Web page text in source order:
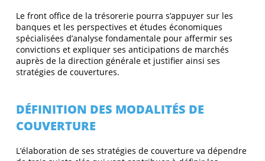
Le front office de la trésorerie pourra s’appuyer sur les
banques et les perspectives et études économiques
spécialisées d’analyse fondamentale pour affermir ses
convictions et expliquer ses anticipations de marchés
auprès de la direction générale et justifier ainsi ses
stratégies de couvertures.
DÉFINITION DES MODALITÉS DE
COUVERTURE
L’élaboration de ses stratégies de couverture va dépendre